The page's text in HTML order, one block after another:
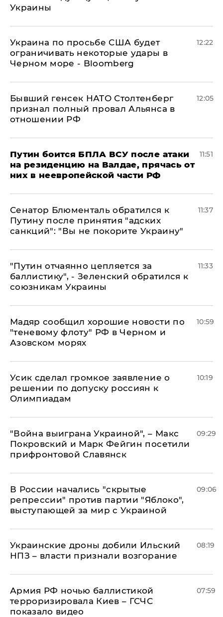
Украины
Украина по просьбе США будет
ограничивать некоторые удары в
Черном море - Bloomberg
12:22
Бывший генсек НАТО Столтенберг
признал полный провал Альянса в
отношении РФ
12:05
Путин боится БПЛА ВСУ после атаки
на резиденцию на Валдае, прячась от
них в неевропейской части РФ
11:51
Сенатор Блюменталь обратился к
Путину после принятия "адских
санкций": "Вы не покорите Украину"
11:37
"Путин отчаянно цепляется за
баллистику", - Зеленский обратился к
союзникам Украины
11:33
Мадяр сообщил хорошие новости по
"теневому флоту" РФ в Черном и
Азовском морях
10:59
Усик сделал громкое заявление о
решении по допуску россиян к
Олимпиадам
10:19
"Война выиграна Украиной", – Макс
Покровский и Марк Фейгин посетили
прифронтовой Славянск
09:29
В России начались "скрытые
репрессии" против партии "Яблоко",
выступающей за мир с Украиной
09:06
Украинские дроны добили Ильский
НПЗ – власти признали возгорание
08:19
Армия РФ ночью баллистикой
терроризировала Киев – ГСЧС
показало видео
07:59